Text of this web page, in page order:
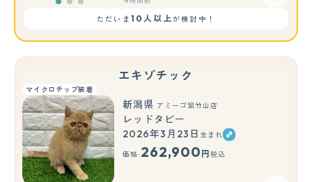
ただいま 10人以上が検討中！
エキゾチック
マイクロチップ装着
新潟県 アミーゴ紫竹山店
レッドタビー
2026年3月23日 生まれ
価格: 262,900 円 税込